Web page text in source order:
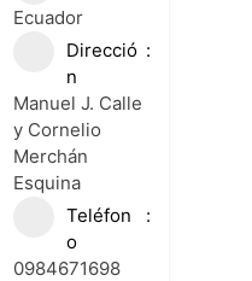
Ecuador
Direcció
n
Manuel J. Calle
y Cornelio
Merchán
Esquina
Teléfon
o
0984671698